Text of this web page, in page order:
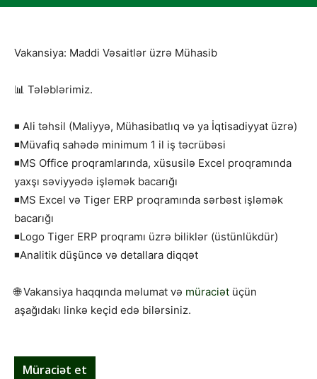
Vakansiya: Maddi Vəsaitlər üzrə Mühasib
📊 Tələblərimiz.
◾ Ali təhsil (Maliyyə, Mühasibatlıq və ya İqtisadiyyat üzrə)
◾Müvafiq sahədə minimum 1 il iş təcrübəsi
◾MS Office proqramlarında, xüsusilə Excel proqramında
yaxşı səviyyədə işləmək bacarığı
◾MS Excel və Tiger ERP proqramında sərbəst işləmək
bacarığı
◾Logo Tiger ERP proqramı üzrə biliklər (üstünlükdür)
◾Analitik düşüncə və detallara diqqət
🌐 Vakansiya haqqında məlumat və müraciət üçün
aşağıdakı linkə keçid edə bilərsiniz.
Müraciət et